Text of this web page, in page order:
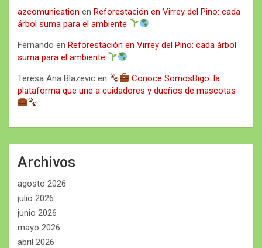
azcomunication en Reforestación en Virrey del Pino: cada
árbol suma para el ambiente
Fernando en Reforestación en Virrey del Pino: cada árbol
suma para el ambiente
Teresa Ana Blazevic en
Conoce SomosBigo: la
plataforma que une a cuidadores y dueños de mascotas
Archivos
agosto 2026
julio 2026
junio 2026
mayo 2026
abril 2026